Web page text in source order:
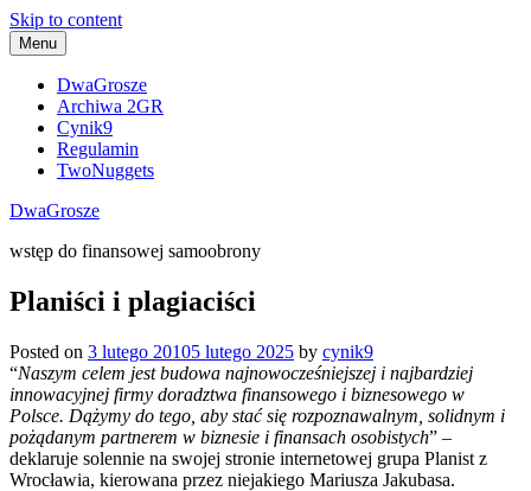
Skip to content
Menu
DwaGrosze
Archiwa 2GR
Cynik9
Regulamin
TwoNuggets
DwaGrosze
wstęp do finansowej samoobrony
Planiści i plagiaciści
Posted on 3 lutego 20105 lutego 2025 by cynik9
“Naszym celem jest budowa najnowocześniejszej i najbardziej
innowacyjnej firmy doradztwa finansowego i biznesowego w
Polsce. Dążymy do tego, aby stać się rozpoznawalnym, solidnym i
pożądanym partnerem w biznesie i finansach osobistych” –
deklaruje solennie na swojej stronie internetowej grupa Planist z
Wrocławia, kierowana przez niejakiego Mariusza Jakubasa.